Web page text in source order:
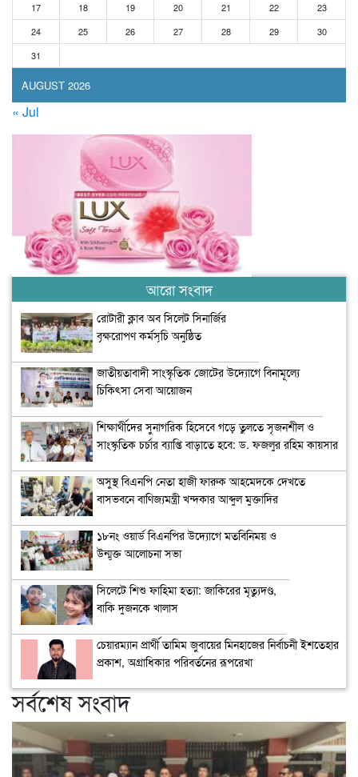
AUGUST 2026
17
18 19 20 21 22
23
24
25 26 27 28 29
30
31
« Jul
আরো সংবাদ
রোটারী ক্লাব অব সিলেট সিনার্জির
বৃক্ষরোপণ কর্মসূচি অনুষ্ঠিত
জাতীয়তাবাদী সাংস্কৃতিক জোটের উদ্যোগে বিনামূল্যে
চিকিৎসা সেবা আয়োজন
শিক্ষার্থীদের সুনাগরিক হিসেবে গড়ে তুলতে সৃজনশীল ও
সাংস্কৃতিক চর্চার ব্যাপ্তি বাড়াতে হবে: ড. ফজলুর রহিম কায়সার
অসুস্থ বিএনপি নেতা হাজী ফারুক আহমেদকে দেখতে
বাসভবনে বাণিজ্যমন্ত্রী খন্দকার আব্দুল মুক্তাদির
১৮নং ওয়ার্ড বিএনপির উদ্যোগে মতবিনিময় ও
উন্মুক্ত আলোচনা সভা
সিলেটে শিশু ফাহিমা হত্যা: জাকিরের মৃত্যুদণ্ড,
বাকি দুজনকে খালাস
চেয়ারম্যান প্রার্থী তামিম জুবায়ের মিনহাজের নির্বাচনী ইশতেহার
প্রকাশ, অগ্রাধিকার পরিবর্তনের রূপরেখা
সর্বশেষ সংবাদ